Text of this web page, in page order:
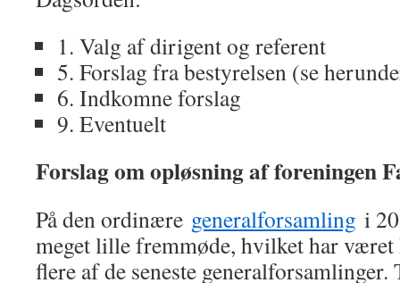
1. Valg af dirigent og referent
5. Forslag fra bestyrelsen (se
6. Indkomne forslag
9. Eventuelt
Forslag om opløsning af foreningen
På den ordinære generalforsamling i
meget lille fremmøde, hvilket har været
flere af de seneste